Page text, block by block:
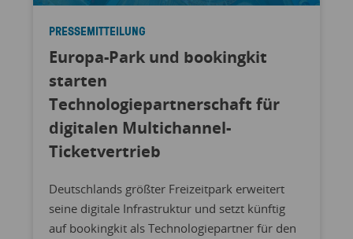
PRESSEMITTEILUNG
Europa-Park und bookingkit
starten
Technologiepartnerschaft für
digitalen Multichannel-
Ticketvertrieb
Deutschlands größter Freizeitpark erweitert
seine digitale Infrastruktur und setzt künftig
auf bookingkit als Technologiepartner für den